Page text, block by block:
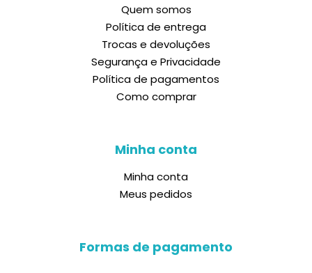
Quem somos
Política de entrega
Trocas e devoluções
Segurança e Privacidade
Política de pagamentos
Como comprar
Minha conta
Minha conta
Meus pedidos
Formas de pagamento